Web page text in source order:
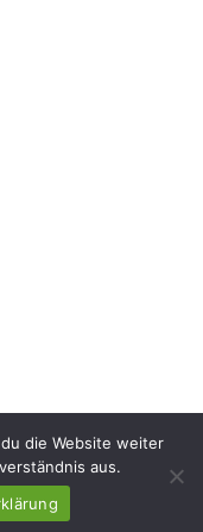
die Website weiter
aus.